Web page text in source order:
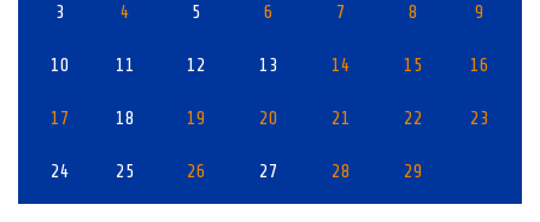
3 4 5 6 7 8 9
10 11 12 13 14 15 16
17 18 19 20 21 22 23
24 25 26 27 28 29